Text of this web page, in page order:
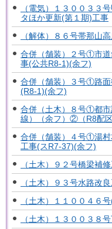
（電気）１３００３３
タほか更新(第１期)工事
（解体）８６号帯那山
合併（舗装）２号①市
事(公共R8-1)(余フ)
合併（舗装）３号①路
(R8-1)(余フ)
合併（土木）８号①都市
線）（余フ）②（R8配
合併（舗装）４号①湯
工事(スR7-37)(余フ)
（土木）９２号橋梁補
（土木）９３号水路改
（土木）１１００４６
（土木）１３００３８